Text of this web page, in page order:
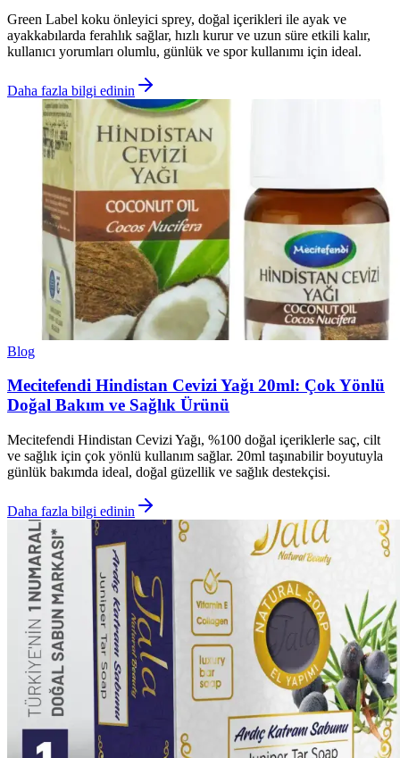
Green Label koku önleyici sprey, doğal içerikleri ile ayak ve
ayakkabılarda ferahlık sağlar, hızlı kurur ve uzun süre etkili kalır,
kullanıcı yorumları olumlu, günlük ve spor kullanımı için ideal.
Daha fazla bilgi edinin
Blog
Mecitefendi Hindistan Cevizi Yağı 20ml: Çok Yönlü
Doğal Bakım ve Sağlık Ürünü
Mecitefendi Hindistan Cevizi Yağı, %100 doğal içeriklerle saç, cilt
ve sağlık için çok yönlü kullanım sağlar. 20ml taşınabilir boyutuyla
günlük bakımda ideal, doğal güzellik ve sağlık destekçisi.
Daha fazla bilgi edinin